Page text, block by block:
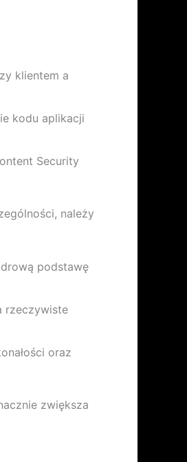
klientem a
kodu aplikacji
Security
należy
podstawę
rzeczywiste
oraz
zwiększa